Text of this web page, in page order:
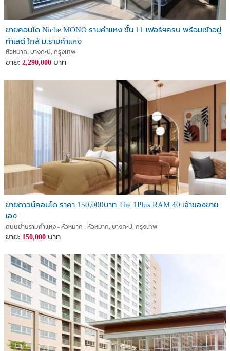
ขายคอนโด Niche MONO รามคำแหง ชั้น 11 เฟอร์ฯครบ พร้อมเข้าอยู่
ทำเลดี ใกล้ ม.รามคำแหง
หัวหมาก, บางกะปิ, กรุงเทพ
ขาย: 2,290,000 บาท
ขายดาวน์คอนโด ราคา 150,000บาท The 1Plus RAM 40 เจ้าของขาย
เอง
ถนนย่านรามคำแหง - หัวหมาก , หัวหมาก, บางกะปิ, กรุงเทพ
ขาย: 150,000 บาท